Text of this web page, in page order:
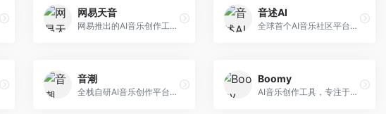
网易天音
网易推出的AI音乐创作工具，支持作词、作曲与编曲。面向音乐爱好者和独立音乐人，提供歌词生成、旋律创作、编曲制作等服务，与网易云音乐生态深度整合。
音述AI
全球首个AI音乐社区平台，整合创作与分享功能。面向音乐创作者和爱好者，提供音乐创作、作品分享、社区交流等服务，社区氛围活跃。
音潮
全栈自研AI音乐创作平台，支持从创作到发布的完整流程。面向独立音乐人和音乐工作室，提供作词作曲、编曲混音、音乐发布等服务，创作工具专业。
Boomy
AI音乐创作工具，专注于快速音乐生成与发布。面向音乐爱好者和业余创作者，支持一键生成原创音乐，可直接发布到音乐平台，创作门槛低。